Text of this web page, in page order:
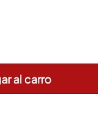
al carro